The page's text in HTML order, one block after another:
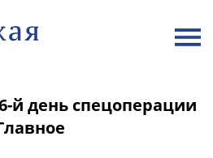
й день спецоперации